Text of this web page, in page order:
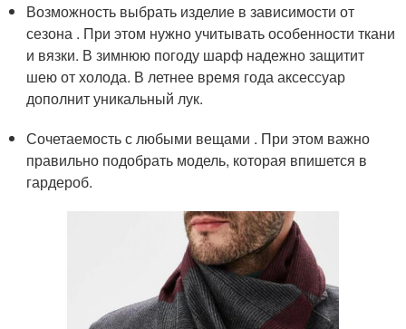
Возможность выбрать изделие в зависимости от
сезона . При этом нужно учитывать особенности ткани
и вязки. В зимнюю погоду шарф надежно защитит
шею от холода. В летнее время года аксессуар
дополнит уникальный лук.
Сочетаемость с любыми вещами . При этом важно
правильно подобрать модель, которая впишется в
гардероб.